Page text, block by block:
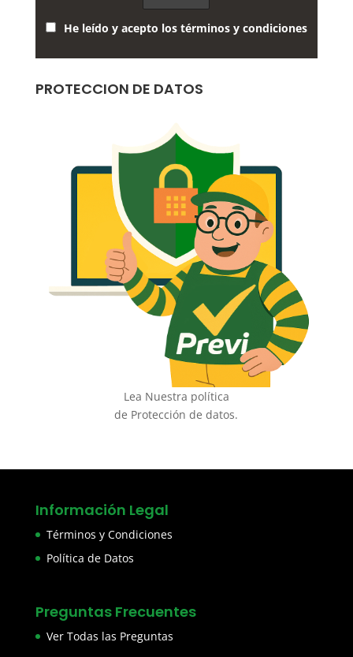
He leído y acepto los términos y condiciones
PROTECCION DE DATOS
Lea Nuestra política
de Protección de datos.
Información Legal
Términos y Condiciones
Política de Datos
Preguntas Frecuentes
Ver Todas las Preguntas